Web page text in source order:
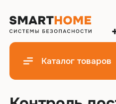
Каталог товаров